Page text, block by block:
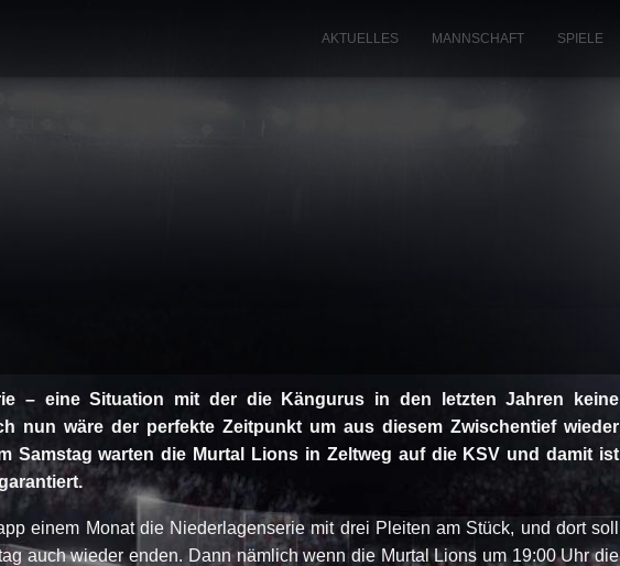
AKTUELLES MANNSCHAFT SPIELE
– eine Situation mit der die Kängurus in den letzten Jahren keine
nun wäre der perfekte Zeitpunkt um aus diesem Zwischentief wieder
Samstag warten die Murtal Lions in Zeltweg auf die KSV und damit ist
einem Monat die Niederlagenserie mit drei Pleiten am Stück, und dort soll
auch wieder enden. Dann nämlich wenn die Murtal Lions um 19:00 Uhr die